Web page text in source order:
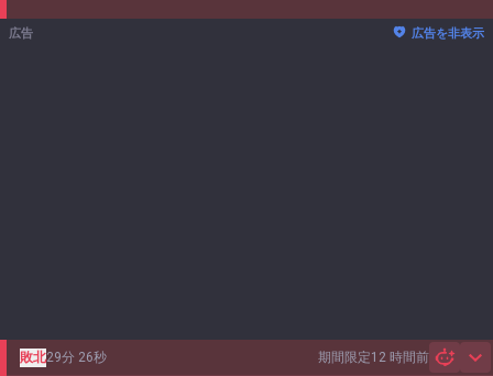
広告 広告を非表示
期間限定12 時間前
敗北29分 26秒